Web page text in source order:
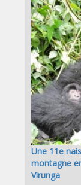
Une 11e
montagne
Virunga